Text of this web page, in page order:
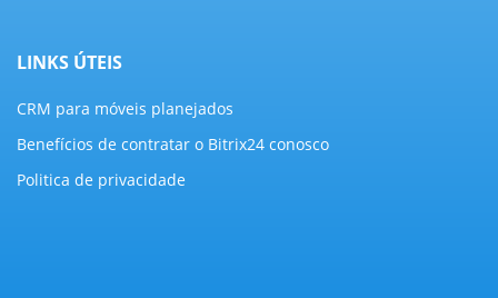
LINKS ÚTEIS
CRM para móveis planejados
Benefícios de contratar o Bitrix24 conosco
Politica de privacidade